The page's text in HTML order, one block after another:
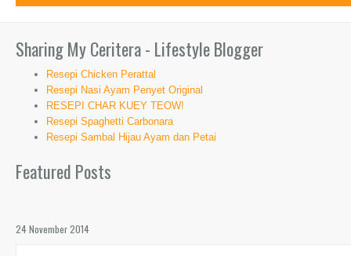
Sharing My Ceritera - Lifestyle Blogger
Resepi Chicken Perattal
Resepi Nasi Ayam Penyet Original
RESEPI CHAR KUEY TEOW!
Resepi Spaghetti Carbonara
Resepi Sambal Hijau Ayam dan Petai
Featured Posts
24 November 2014